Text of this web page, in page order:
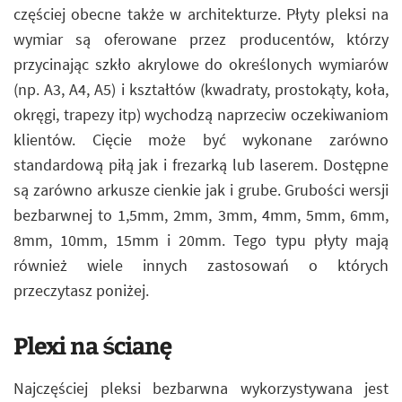
częściej obecne także w architekturze. Płyty pleksi na
wymiar są oferowane przez producentów, którzy
przycinając szkło akrylowe do określonych wymiarów
(np. A3, A4, A5) i kształtów (kwadraty, prostokąty, koła,
okręgi, trapezy itp) wychodzą naprzeciw oczekiwaniom
klientów. Cięcie może być wykonane zarówno
standardową piłą jak i frezarką lub laserem. Dostępne
są zarówno arkusze cienkie jak i grube. Grubości wersji
bezbarwnej to 1,5mm, 2mm, 3mm, 4mm, 5mm, 6mm,
8mm, 10mm, 15mm i 20mm. Tego typu płyty mają
również wiele innych zastosowań o których
przeczytasz poniżej.
Plexi na ścianę
Najczęściej pleksi bezbarwna wykorzystywana jest